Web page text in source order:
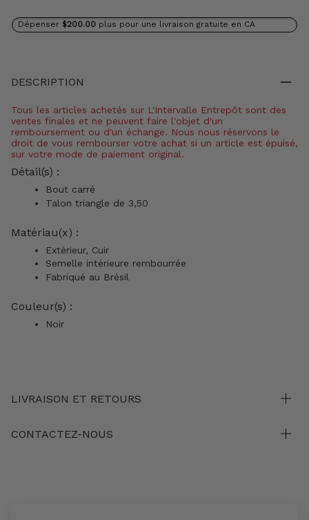
Dépenser $200.00 plus pour une livraison gratuite en CA
DESCRIPTION
Tous les articles achetés sur L'Intervalle Entrepôt sont des
ventes finales et ne peuvent faire l'objet d'un
remboursement ou d'un échange. Nous nous réservons le
droit de vous rembourser votre achat si un article est épuisé,
sur votre mode de paiement original.
Détail(s) :
Bout carré
Talon triangle de 3,50
Matériau(x) :
Extérieur, Cuir
Semelle intérieure rembourrée
Fabriqué au Brésil
Couleur(s) :
Noir
LIVRAISON ET RETOURS
CONTACTEZ-NOUS